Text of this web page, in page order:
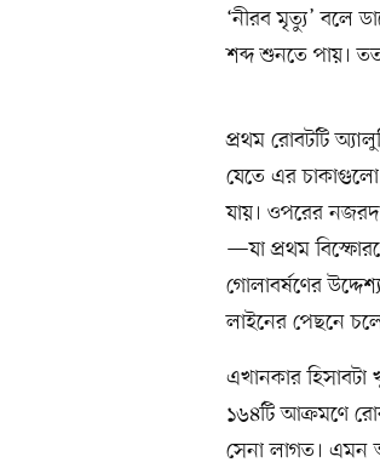
‘নীরব মৃত্যু’ বলে
শব্দ শুনতে পায়।
প্রথম রোবটটি
যেতে এর চাকাগুলো
যায়। ওপরের
—যা প্রথম
গোলাবর্ষণের
লাইনের পেছনে
এখানকার হিসাবটা
১৬৪টি আক্রমণে
সেনা লাগত। এমন